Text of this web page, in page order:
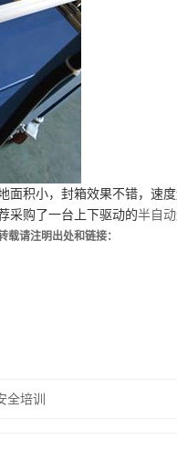
面积小，封箱效果不错，速
采购了一台上下驱动的半自
请注明出处和链接：
全培训